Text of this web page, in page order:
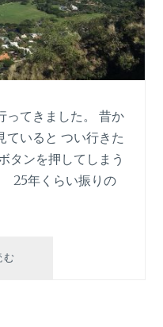
ってきました。 昔か
ていると つい行きた
タンを押してしまう
25年くらい振りの
む